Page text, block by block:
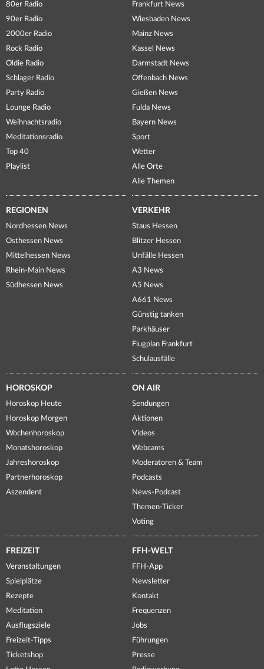
80er Radio
90er Radio
2000er Radio
Rock Radio
Oldie Radio
Schlager Radio
Party Radio
Lounge Radio
Weihnachtsradio
Meditationsradio
Top 40
Playlist
Frankfurt News
Wiesbaden News
Mainz News
Kassel News
Darmstadt News
Offenbach News
Gießen News
Fulda News
Bayern News
Sport
Wetter
Alle Orte
Alle Themen
REGIONEN
Nordhessen News
Osthessen News
Mittelhessen News
Rhein-Main News
Südhessen News
VERKEHR
Staus Hessen
Blitzer Hessen
Unfälle Hessen
A3 News
A5 News
A661 News
Günstig tanken
Parkhäuser
Flugplan Frankfurt
Schulausfälle
HOROSKOP
Horoskop Heute
Horoskop Morgen
Wochenhoroskop
Monatshoroskop
Jahreshoroskop
Partnerhoroskop
Aszendent
ON AIR
Sendungen
Aktionen
Videos
Webcams
Moderatoren & Team
Podcasts
News-Podcast
Themen-Ticker
Voting
FREIZEIT
Veranstaltungen
Spielplätze
Rezepte
Meditation
Ausflugsziele
Freizeit-Tipps
Ticketshop
FFH-WELT
FFH-App
Newsletter
Kontakt
Frequenzen
Jobs
Führungen
Presse